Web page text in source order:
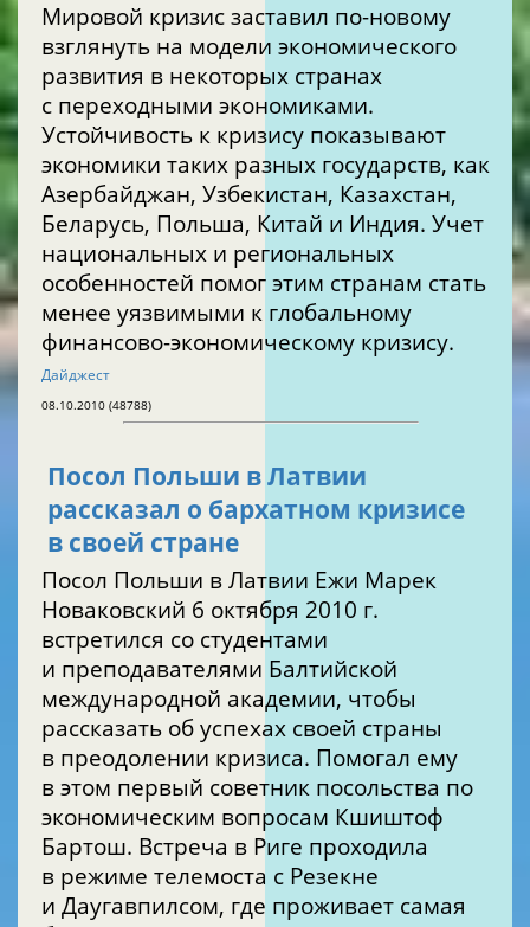
Мировой кризис заставил по-новому
взглянуть на модели экономического
развития в некоторых странах
с переходными экономиками.
Устойчивость к кризису показывают
экономики таких разных государств, как
Азербайджан, Узбекистан, Казахстан,
Беларусь, Польша, Китай и Индия. Учет
национальных и региональных
особенностей помог этим странам стать
менее уязвимыми к глобальному
финансово-экономическому кризису.
Дайджест
08.10.2010 (48788)
Посол Польши в Латвии
рассказал о бархатном кризисе
в своей стране
Посол Польши в Латвии Ежи Марек
Новаковский 6 октября 2010 г.
встретился со студентами
и преподавателями Балтийской
международной академии, чтобы
рассказать об успехах своей страны
в преодолении кризиса. Помогал ему
в этом первый советник посольства по
экономическим вопросам Кшиштоф
Бартош. Встреча в Риге проходила
в режиме телемоста с Резекне
и Даугавпилсом, где проживает самая